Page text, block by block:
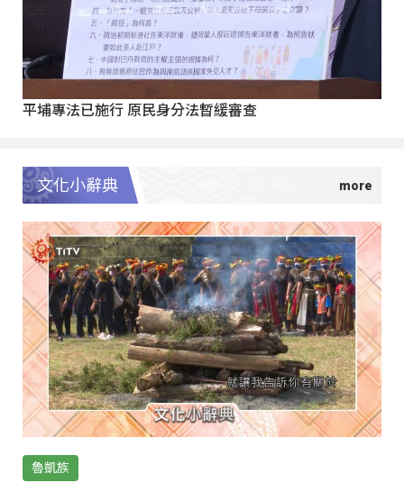
平埔專法已施行 原民身分法暫緩審查
文化小辭典
魯凱族